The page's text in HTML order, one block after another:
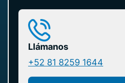
Llámanos
+52 81 8259 1644